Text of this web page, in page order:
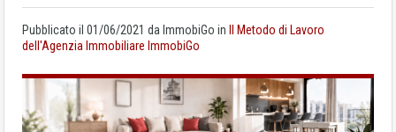
Pubblicato il 01/06/2021 da ImmobiGo in
Il Metodo di Lavoro
dell'Agenzia Immobiliare ImmobiGo